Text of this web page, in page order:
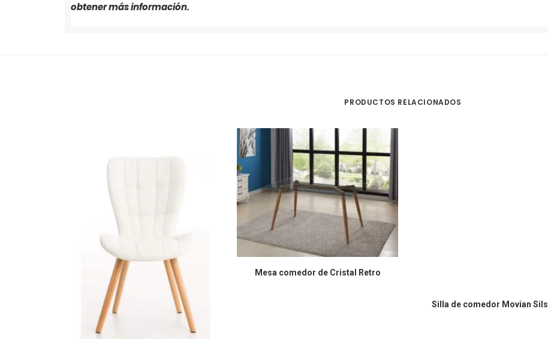
obtener más información.
PRODUCTOS RELACIONADOS
COMPRAR EN AMAZON
Mesa comedor de Cristal Retro
COMPRAR EN AMAZON
Silla de comedor Movian Sils